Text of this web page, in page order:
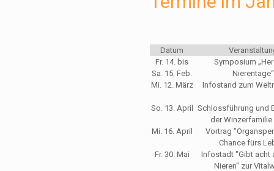
Datum
Fr. 14. bis
Sa. 15. Feb.
Symposium
Nierentage“
Mi. 12. März
Infostand zum
So. 13. April
Schlossführung und
der Winzerfamilie
Mi. 16. April
Vortrag
Chance fürs
Fr. 30. Mai
Infostadt "Gibt acht
Nieren" zur